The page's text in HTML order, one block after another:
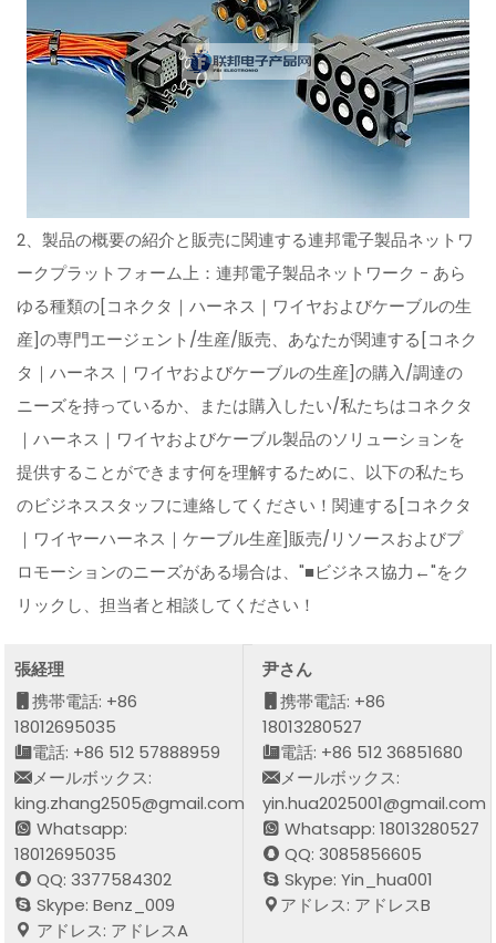
2、製品の概要の紹介と販売に関連する連邦電子製品ネットワ
ークプラットフォーム上：連邦電子製品ネットワーク - あら
ゆる種類の[コネクタ｜ハーネス｜ワイヤおよびケーブルの生
産]の専門エージェント/生産/販売、あなたが関連する[コネク
タ｜ハーネス｜ワイヤおよびケーブルの生産]の購入/調達の
ニーズを持っているか、または購入したい/私たちはコネクタ
｜ハーネス｜ワイヤおよびケーブル製品のソリューションを
提供することができます何を理解するために、以下の私たち
のビジネススタッフに連絡してください！関連する[コネクタ
｜ワイヤーハーネス｜ケーブル生産]販売/リソースおよびプ
ロモーションのニーズがある場合は、"■ビジネス協力←"をク
リックし、担当者と相談してください！
張経理
携帯電話: +86
18012695035
電話: +86 512 57888959
メールボックス:
king.zhang2505@gmail.com
Whatsapp:
18012695035
QQ: 3377584302
Skype: Benz_009
アドレス: アドレスA
尹さん
携帯電話: +86
18013280527
電話: +86 512 36851680
メールボックス:
yin.hua2025001@gmail.com
Whatsapp: 18013280527
QQ: 3085856605
Skype: Yin_hua001
アドレス: アドレスB